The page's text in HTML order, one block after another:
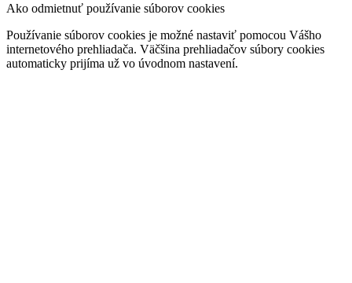
Ako odmietnuť používanie súborov cookies
Používanie súborov cookies je možné nastaviť pomocou Vášho
internetového prehliadača. Väčšina prehliadačov súbory cookies
automaticky prijíma už vo úvodnom nastavení.